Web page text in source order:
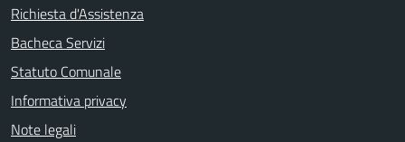
Richiesta d'Assistenza
Bacheca Servizi
Statuto Comunale
Informativa privacy
Note legali